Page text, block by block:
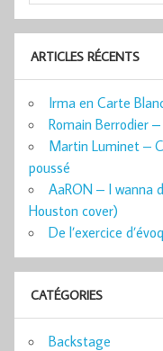
ARTICLES RÉCENTS
Irma en Carte
Romain Berrodier
Martin Luminet –
poussé
AaRON – I wanna
Houston cover)
De l’exercice
CATÉGORIES
Backstage